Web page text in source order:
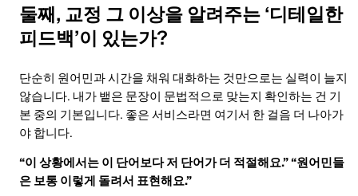
둘째, 교정 그 이상을 알려주는 ‘디테일한
피드백’이 있는가?
단순히 원어민과 시간을 채워 대화하는 것만으로는 실력이 늘지
않습니다. 내가 뱉은 문장이 문법적으로 맞는지 확인하는 건 기
본 중의 기본입니다. 좋은 서비스라면 여기서 한 걸음 더 나아가
야 합니다.
“이 상황에서는 이 단어보다 저 단어가 더 적절해요.”“원어민들
은 보통 이렇게 돌려서 표현해요.”